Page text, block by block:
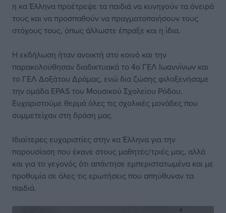
η κα Έλληνα προέτρεψε τα παιδιά να κυνηγούν τα όνειρά
τους και να προσπαθούν να πραγματοποιήσουν τους
στόχους τους, όπως άλλωστε έπραξε και η ίδια.
Η εκδήλωση ήταν ανοικτή στο κοινό και την
παρακολούθησαν διαδικτυακά το 4ο ΓΕΛ Ιωαννίνων και
το ΓΕΛ Δοξάτου Δράμας, ενώ δια ζώσης φιλοξενήσαμε
την ομάδα EPAS του Μουσικού Σχολείου Ρόδου.
Ευχαριστούμε θερμά όλες τις σχολικές μονάδες που
συμμετείχαν στη δράση μας.
Ιδιαίτερες ευχαριστίες στην κα Έλληνα για την
παρουσίαση που έκανε στους μαθητές/τριές μας, αλλά
και για το γεγονός ότι απάντησε εμπεριστατωμένα και με
προθυμία σε όλες τις ερωτήσεις που απηύθυναν τα
παιδιά.